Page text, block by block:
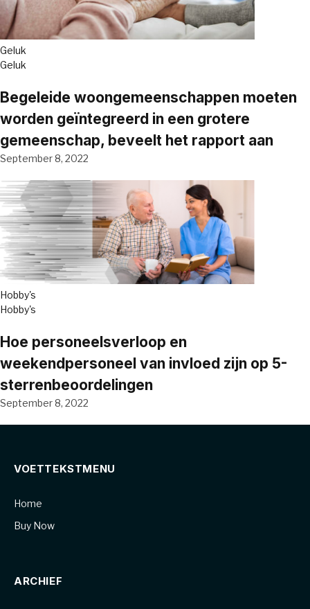
Geluk
Geluk
Begeleide woongemeenschappen moeten
worden geïntegreerd in een grotere
gemeenschap, beveelt het rapport aan
September 8, 2022
Hobby's
Hobby's
Hoe personeelsverloop en
weekendpersoneel van invloed zijn op 5-
sterrenbeoordelingen
September 8, 2022
VOETTEKSTMENU
Home
Buy Now
ARCHIEF